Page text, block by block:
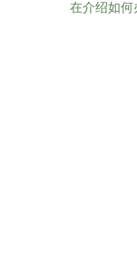
在介绍如何